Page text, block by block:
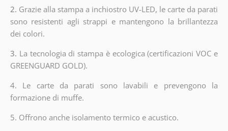
2. Grazie alla stampa a inchiostro UV-LED, le carte da parati
sono resistenti agli strappi e mantengono la brillantezza
dei colori.
3. La tecnologia di stampa è ecologica (certificazioni VOC e
GREENGUARD GOLD).
4. Le carte da parati sono lavabili e prevengono la
formazione di muffe.
5. Offrono anche isolamento termico e acustico.